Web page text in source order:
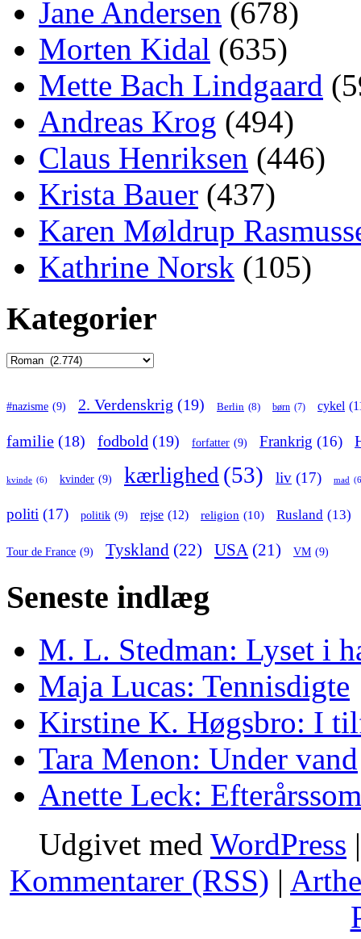
Jane Andersen (678)
Morten Kidal (635)
Mette Bach Lindgaard
Andreas Krog (494)
Claus Henriksen (446)
Krista Bauer (437)
Karen Møldrup
Kathrine Norsk (105)
Kategorier
Kategorier
#nazisme (9) 2. Verdenskrig (19) Berlin (8) børn (7) cykel
familie (18) fodbold (19) forfatter (9) Frankrig (16)
kvinde (6) kvinder (9) kærlighed (53) liv (17) mad
politi (17) politik (9) rejse (12) religion (10) Rusland (13)
Tour de France (9) Tyskland (22) USA (21) VM (9)
Seneste indlæg
M. L. Stedman: Lyset i
Maja Lucas: Tennisdigte
Kirstine K. Høgsbro: I
Tara Menon: Under vand
Anette Leck:
Udgivet med WordPress
Kommentarer (RSS) |